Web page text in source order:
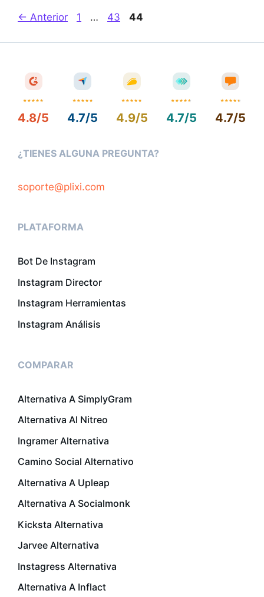
← Anterior Page
1 … Page
43 Page
44
4.8/5 4.7/5 4.9/5 4.7/5 4.7/5
¿TIENES ALGUNA PREGUNTA?
soporte@plixi.com
PLATAFORMA
Bot De Instagram
Instagram Director
Instagram Herramientas
Instagram Análisis
COMPARAR
Alternativa A SimplyGram
Alternativa Al Nitreo
Ingramer Alternativa
Camino Social Alternativo
Alternativa A Upleap
Alternativa A Socialmonk
Kicksta Alternativa
Jarvee Alternativa
Instagress Alternativa
Alternativa A Inflact